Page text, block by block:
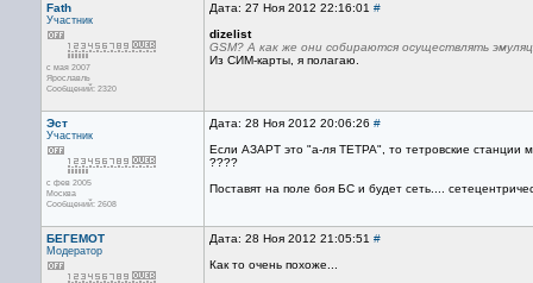
Fath
Участник
с мая 2007
Ярославль
Сообщений: 2320
Дата: 27 Ноя 2012 22:16:01 #
dizelist
GSM? А как же они собираются осуществлять
Из СИМ-карты, я полагаю.
Эст
Участник
с фев 2005
Москва
Сообщений: 2608
Дата: 28 Ноя 2012 20:06:26 #
Если АЗАРТ это "а-ля ТЕТРА", то тетровские станции
????
Поставят на поле боя БС и будет сеть....
БЕГЕМОТ
Модератор
Дата: 28 Ноя 2012 21:05:51 #
Как то очень похоже...